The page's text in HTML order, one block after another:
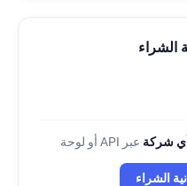
أي شركة
عبر API أو لوحة
الشراء